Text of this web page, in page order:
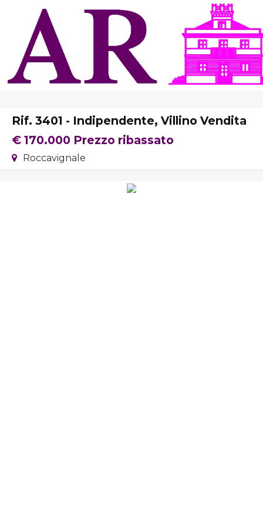
Chi Siamo
Immobili In Vendita
Lascia Una Richiesta
Contatti
Rif. 3401 - Indipendente, Villino Vendita
€ 170.000 Prezzo ribassato
Roccavignale